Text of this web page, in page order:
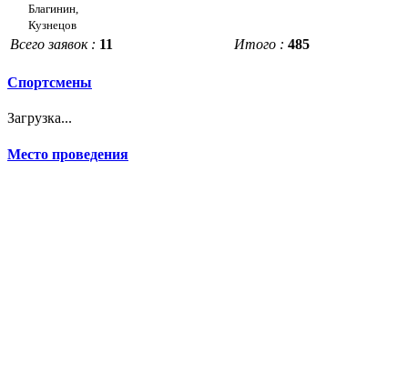
Благинин,
Кузнецов
Всего заявок : 11 Итого : 485
Спортсмены
Загрузка...
Место проведения